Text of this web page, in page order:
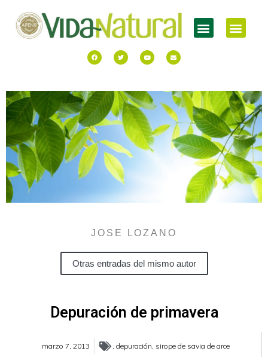
JOSE LOZANO
Otras entradas del mismo autor
Depuración de primavera
marzo 7, 2013 , depuración, sirope de savia de arce